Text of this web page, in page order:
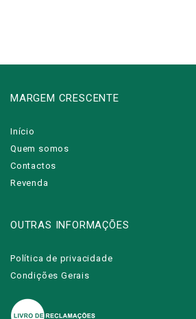
MARGEM CRESCENTE
Início
Quem somos
Contactos
Revenda
OUTRAS INFORMAÇÕES
Política de privacidade
Condições Gerais